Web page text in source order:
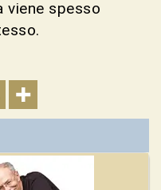
viene spesso